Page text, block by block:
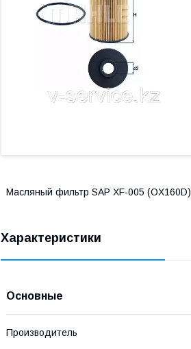
Масляный фильтр SAP XF-005 (OX160D)
Характеристики
Основные
Производитель